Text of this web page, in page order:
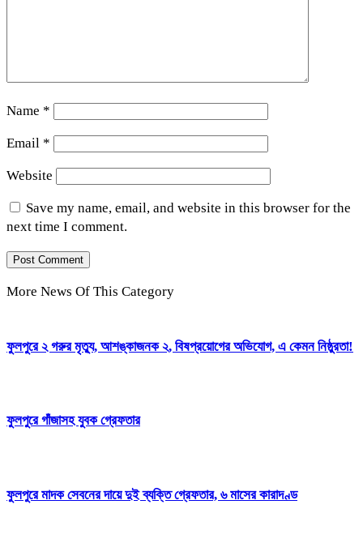
Name *
Email *
Website
Save my name, email, and website in this browser for the
next time I comment.
More News Of This Category
ফুলপুরে ২ গরুর মৃত্যু, আশঙ্কাজনক ২, বিষপ্রয়োগের অভিযোগ, এ কেমন নিষ্ঠুরতা!
ফুলপুরে গাঁজাসহ যুবক গ্রেফতার
ফুলপুরে মাদক সেবনের দায়ে দুই ব্যক্তি গ্রেফতার, ৬ মাসের কারাদণ্ড